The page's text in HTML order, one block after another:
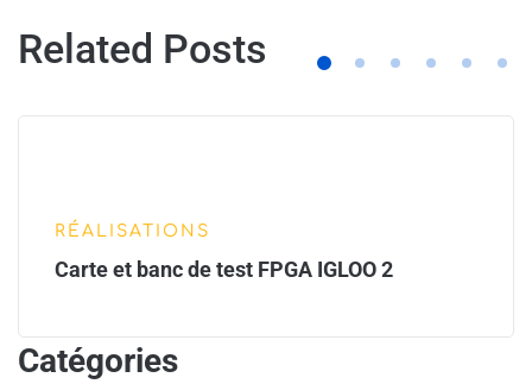
Related Posts
RÉALISATIONS
Carte et banc de test FPGA IGLOO 2
Catégories